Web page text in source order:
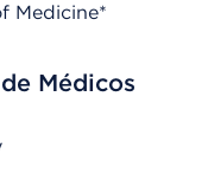
Medicine*
Médicos